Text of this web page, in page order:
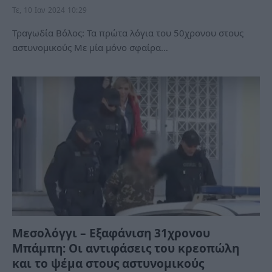
Τε, 10 Ιαν 2024 10:29
Τραγωδία Βόλος: Τα πρώτα λόγια του 50χρονου στους
αστυνομικούς Με μία μόνο σφαίρα…
Μεσολόγγι – Εξαφάνιση 31χρονου
Μπάμπη: Οι αντιφάσεις του κρεοπώλη
και το ψέμα στους αστυνομικούς